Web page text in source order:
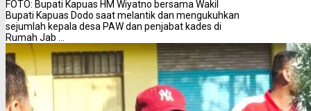
FOTO: Bupati Kapuas HM Wiyatno bersama Wakil
Bupati Kapuas Dodo saat melantik dan mengukuhkan
sejumlah kepala desa PAW dan penjabat kades di
Rumah Jab ...